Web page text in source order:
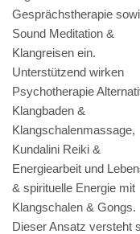
Gesprächstherapie
Sound Meditation &
Klangreisen ein.
Unterstützend wirken
Psychotherapie
Klangbaden &
Klangschalenmassage,
Kundalini Reiki &
Energiearbeit und
& spirituelle Energie mit
Klangschalen & Gongs.
Dieser Ansatz versteht